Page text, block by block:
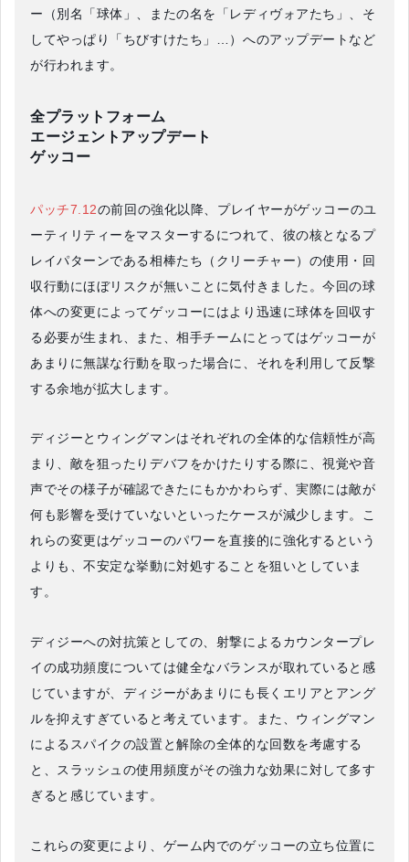
ー（別名「球体」、またの名を「レディヴォアたち」、そ
してやっぱり「ちびすけたち」…）へのアップデートなど
が行われます。
全プラットフォーム
エージェントアップデート
ゲッコー
パッチ7.12の前回の強化以降、プレイヤーがゲッコーのユ
ーティリティーをマスターするにつれて、彼の核となるプ
レイパターンである相棒たち（クリーチャー）の使用・回
収行動にほぼリスクが無いことに気付きました。今回の球
体への変更によってゲッコーにはより迅速に球体を回収す
る必要が生まれ、また、相手チームにとってはゲッコーが
あまりに無謀な行動を取った場合に、それを利用して反撃
する余地が拡大します。
ディジーとウィングマンはそれぞれの全体的な信頼性が高
まり、敵を狙ったりデバフをかけたりする際に、視覚や音
声でその様子が確認できたにもかかわらず、実際には敵が
何も影響を受けていないといったケースが減少します。こ
れらの変更はゲッコーのパワーを直接的に強化するという
よりも、不安定な挙動に対処することを狙いとしていま
す。
ディジーへの対抗策としての、射撃によるカウンタープレ
イの成功頻度については健全なバランスが取れていると感
じていますが、ディジーがあまりにも長くエリアとアング
ルを抑えすぎていると考えています。また、ウィングマン
によるスパイクの設置と解除の全体的な回数を考慮する
と、スラッシュの使用頻度がその強力な効果に対して多す
ぎると感じています。
これらの変更により、ゲーム内でのゲッコーの立ち位置に